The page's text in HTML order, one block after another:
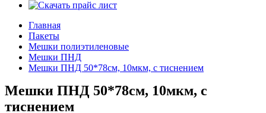
Главная
Пакеты
Мешки полиэтиленовые
Мешки ПНД
Мешки ПНД 50*78см, 10мкм, с тиснением
Мешки ПНД 50*78см, 10мкм, с
тиснением